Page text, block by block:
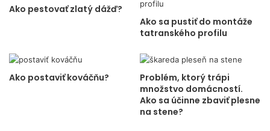
Ako pestovať zlatý dážď?
Ako sa pustiť do montáže
tatranského profilu
Ako postaviť kováčňu?
Problém, ktorý trápi
množstvo domácností.
Ako sa účinne zbaviť plesne
na stene?